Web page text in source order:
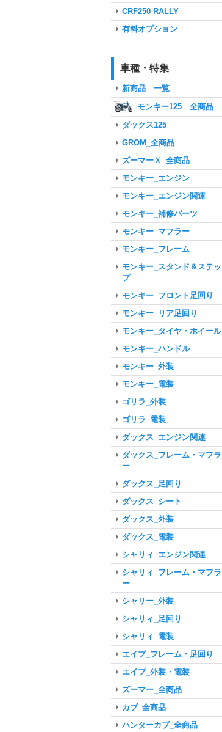
CRF250 RALLY
有料オプション
車種・特集
新商品 一覧
モンキー125 全商品
ダックス125
GROM_全商品
ズーマーＸ_全商品
モンキー_エンジン
モンキー_エンジン関連
モンキー_補修パーツ
モンキー_マフラー
モンキー_フレーム
モンキー_スタンド＆ステッ
プ
モンキー_フロント足回り
モンキー_リア足回り
モンキー_タイヤ・ホイール
モンキー_ハンドル
モンキー_外装
モンキー_電装
ゴリラ_外装
ゴリラ_電装
ダックス_エンジン関連
ダックス_フレーム・マフラ
ー
ダックス_足回り
ダックス_シート
ダックス_外装
ダックス_電装
シャリィ_エンジン関連
シャリィ_フレーム・マフラ
ー
シャリー_外装
シャリィ_足回り
シャリィ_電装
エイプ_フレーム・足回り
エイプ_外装・電装
ズーマー_全商品
カブ_全商品
ハンターカブ_全商品